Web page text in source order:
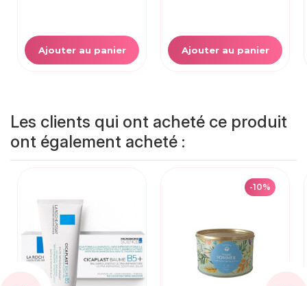
Ajouter au panier Ajouter au panier
Les clients qui ont acheté ce produit
ont également acheté :
-10%